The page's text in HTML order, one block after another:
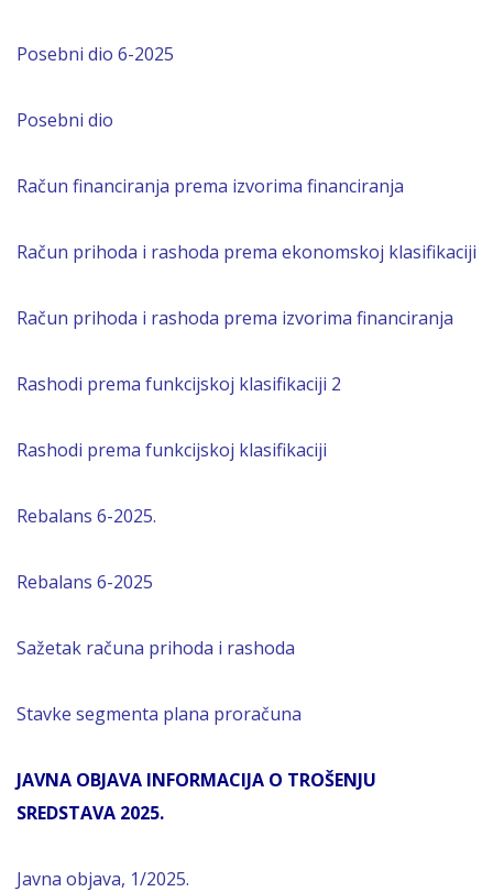
Posebni dio 6-2025
Posebni dio
Račun financiranja prema izvorima financiranja
Račun prihoda i rashoda prema ekonomskoj klasifikaciji
Račun prihoda i rashoda prema izvorima financiranja
Rashodi prema funkcijskoj klasifikaciji 2
Rashodi prema funkcijskoj klasifikaciji
Rebalans 6-2025.
Rebalans 6-2025
Sažetak računa prihoda i rashoda
Stavke segmenta plana proračuna
JAVNA OBJAVA INFORMACIJA O TROŠENJU
SREDSTAVA 2025.
Javna objava, 1/2025.